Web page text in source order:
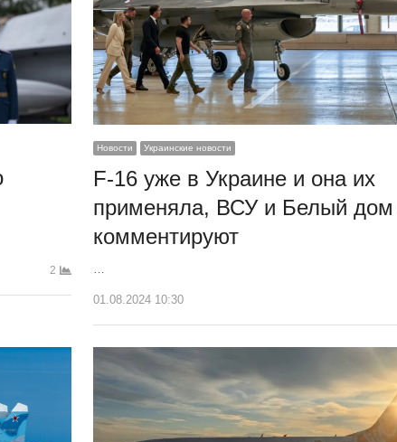
2
Новости Украинские новости
F-16 уже в Украине и она их
применяла, ВСУ и Белый дом
комментируют
01.08.2024 10:30